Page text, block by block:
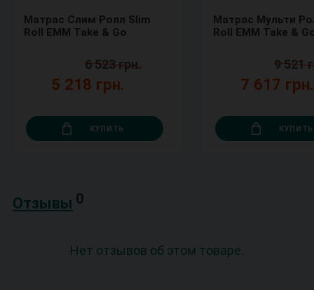
Матрас Слим Ролл Slim
Roll ЕММ Take & Go
5 218 грн.
6 523 грн.
КУПИТЬ
Матрас Мульти
Roll ЕММ Take &
7 617
9 521
КУПИТЬ
Отзывы 0
Нет отзывов об этом товаре.